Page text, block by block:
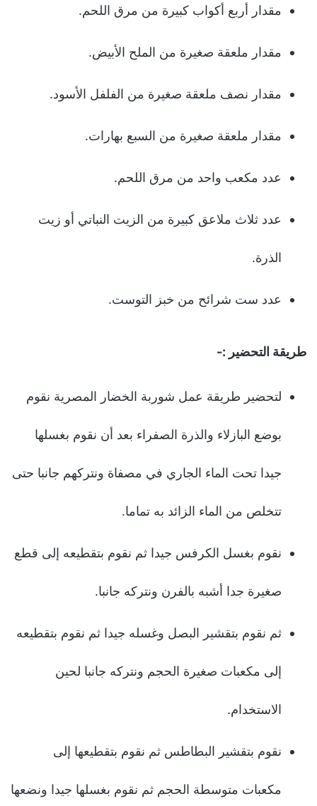
مقدار أربع أكواب كبيرة من مرق اللحم.
مقدار ملعقة صغيرة من الملح الأبيض.
مقدار نصف ملعقة صغيرة من الفلفل الأسود.
مقدار ملعقة صغيرة من السبع بهارات.
عدد مكعب واحد من مرق اللحم.
عدد ثلاث ملاعق كبيرة من الزيت النباتي أو زيت
الذرة.
عدد ست شرائح من خبز التوست.
طريقة التحضير :-
لتحضير طريقة عمل شوربة الخضار المصرية نقوم
بوضع البازلاء والذرة الصفراء بعد أن نقوم بغسلها
جيدا تحت الماء الجاري في مصفاة ونتركهم جانبا حتى
تتخلص من الماء الزائد به تماما.
نقوم بغسل الكرفس جيدا ثم نقوم بتقطيعه إلى قطع
صغيرة جدا أشبه بالفرن ونتركه جانبا.
ثم نقوم بتقشير البصل وغسله جيدا ثم نقوم بتقطيعه
إلى مكعبات صغيرة الحجم ونتركه جانبا لحين
الاستخدام.
نقوم بتقشير البطاطس ثم نقوم بتقطيعها إلى
مكعبات متوسطة الحجم ثم نقوم بغسلها جيدا ونضعها